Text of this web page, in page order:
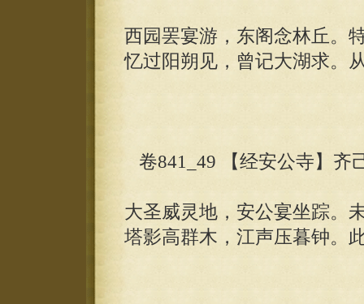
西园罢宴游，东阁念林丘。
忆过阳朔见，曾记大湖求。
卷841_49 【经安公寺】齐
大圣威灵地，安公宴坐踪。
塔影高群木，江声压暮钟。